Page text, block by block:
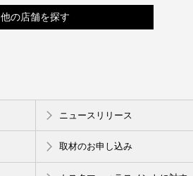
金沢涼菓くずきり
他の店舗を探す
ニュースリリース
取材のお申し込み